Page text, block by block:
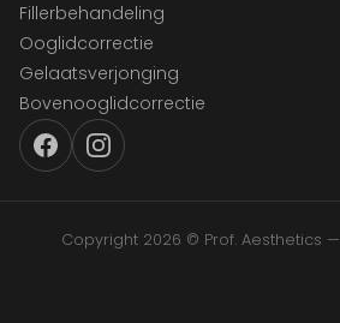
Fillerbehandeling
Ooglidcorrectie
Gelaatsverjonging
Bovenooglidcorrectie
Copyright 2026 © Prof. Aesthetics —